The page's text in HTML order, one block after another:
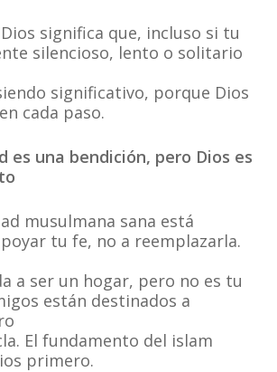
significa que, incluso si tu
silencioso, lento o solitario
significativo, porque Dios
cada paso.
es una bendición, pero Dios es
musulmana sana está
tu fe, no a reemplazarla.
a ser un hogar, pero no es tu
están destinados a
El fundamento del islam
primero.